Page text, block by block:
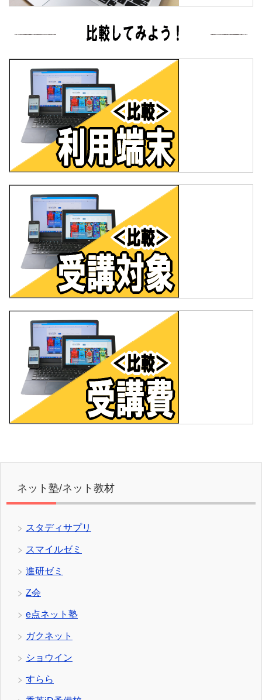
ネット塾/ネット教材
スタディサプリ
スマイルゼミ
進研ゼミ
Z会
e点ネット塾
ガクネット
ショウイン
すらら